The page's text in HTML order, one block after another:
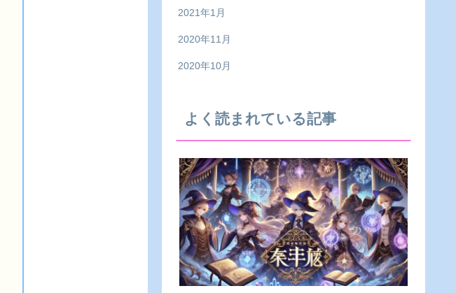
2021年1月
2020年11月
2020年10月
よく読まれている記事